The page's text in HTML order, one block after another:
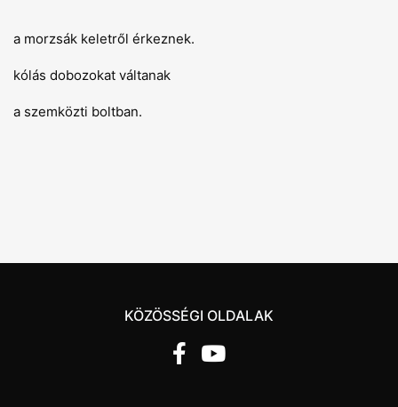
a morzsák keletről érkeznek.
kólás dobozokat váltanak
a szemközti boltban.
KÖZÖSSÉGI OLDALAK